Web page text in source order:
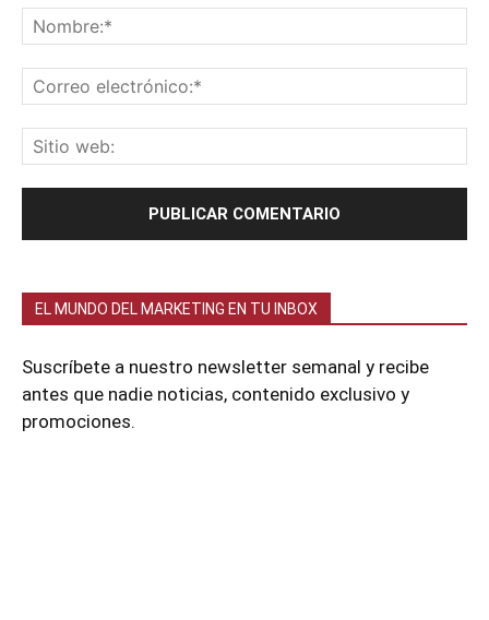
EL MUNDO DEL MARKETING EN TU INBOX
Suscríbete a nuestro newsletter semanal y recibe
antes que nadie noticias, contenido exclusivo y
promociones.